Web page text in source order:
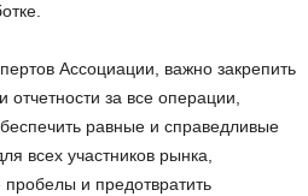
Ассоциации, важно закрепить
отчетности за все операции,
равные и справедливые
всех участников рынка,
и предотвратить